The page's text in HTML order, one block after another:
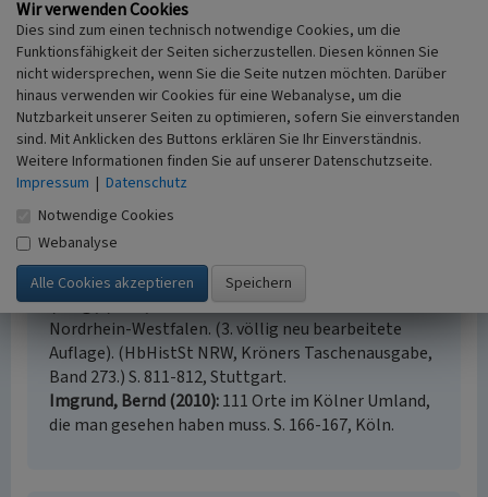
26.03.2018)
de.wikipedia.org : Liste der Baudenkmäler in Niederkassel
(abgerufen 26.03.2018)
www.ig-alter-turm-luelsdorf.de: Interessengemeinschaft
„Alter Turm Lülsdorf e.V“ (abgerufen 26.03.2018,. Inhalt
nicht mehr verfügbar 27.02.2024)
Literatur
Groten, Manfred; Johanek, Peter; Reininghaus,
Wilfried; Wensky, Margret / Landschaftsverband
Rheinland; Landschaftsverband Westfalen-Lippe
(Hrsg.) (2006) Handbuch der Historischen Stätten
Nordrhein-Westfalen. (3. völlig neu bearbeitete
Auflage). (HbHistSt NRW, Kröners Taschenausgabe,
Band 273.) S. 811-812, Stuttgart.
Imgrund, Bernd (2010) 111 Orte im Kölner Umland,
die man gesehen haben muss. S. 166-167, Köln.
Wir verwenden Cookies
Dies sind zum einen technisch notwendige Cookies, um die
Funktionsfähigkeit der Seiten sicherzustellen. Diesen können Sie
nicht widersprechen, wenn Sie die Seite nutzen möchten. Darüber
hinaus verwenden wir Cookies für eine Webanalyse, um die
Nutzbarkeit unserer Seiten zu optimieren, sofern Sie einverstanden
sind. Mit Anklicken des Buttons erklären Sie Ihr Einverständnis.
Weitere Informationen finden Sie auf unserer Datenschutzseite.
Impressum | Datenschutz
Notwendige Cookies
Webanalyse